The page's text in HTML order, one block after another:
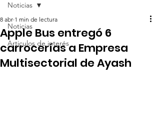
Noticias
Articulos de interés
Noticias
Apple Bus entregó 6
carrocerías a Empresa
Multisectorial de Ayash
8 abr 1 min de lectura